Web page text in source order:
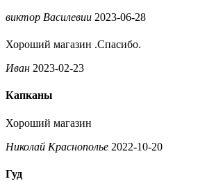
виктор Василевии 2023-06-28
Хороший магазин .Спасибо.
Иван 2023-02-23
Капканы
Хороший магазин
Николай Краснополье 2022-10-20
Гуд